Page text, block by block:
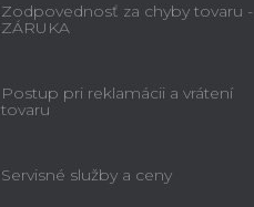
Zodpovednosť za chyby tovaru -
ZÁRUKA
Postup pri reklamácii a vrátení
tovaru
Servisné služby a ceny